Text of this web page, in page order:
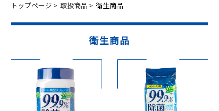
トップページ > 取扱商品 > 衛生商品
衛生商品